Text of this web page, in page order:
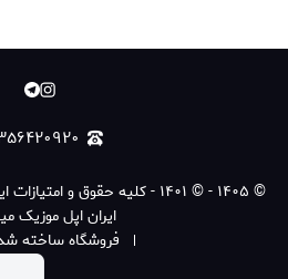
© ۱۴۰۵ -
© ۱۴۰۱ - کلیه حقوق و
ایران اپل موزیک
فروشگاه ساخته